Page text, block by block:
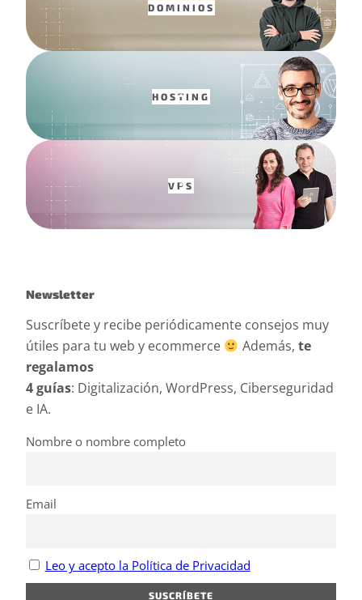
DOMINIOS
HOSTING
VPS
Newsletter
Suscríbete y recibe periódicamente consejos muy
útiles para tu web y ecommerce
Además, te
regalamos
4 guías: Digitalización, WordPress, Ciberseguridad
e IA.
Nombre o nombre completo
Email
Leo y acepto la Política de Privacidad